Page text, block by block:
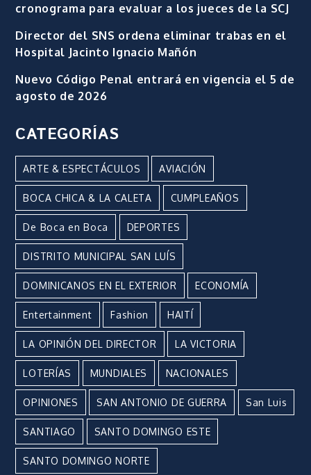
cronograma para evaluar a los jueces de la SCJ
Director del SNS ordena eliminar trabas en el
Hospital Jacinto Ignacio Mañón
Nuevo Código Penal entrará en vigencia el 5 de
agosto de 2026
CATEGORÍAS
ARTE & ESPECTÁCULOS AVIACIÓN
BOCA CHICA & LA CALETA CUMPLEAÑOS
De Boca en Boca DEPORTES
DISTRITO MUNICIPAL SAN LUÍS
DOMINICANOS EN EL EXTERIOR ECONOMÍA
Entertainment Fashion HAITÍ
LA OPINIÓN DEL DIRECTOR LA VICTORIA
LOTERÍAS MUNDIALES NACIONALES
OPINIONES SAN ANTONIO DE GUERRA San Luis
SANTIAGO SANTO DOMINGO ESTE
SANTO DOMINGO NORTE